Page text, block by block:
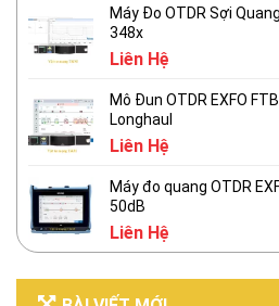
Máy Đo OTDR Sợi
348x
Liên Hệ
Mô Đun OTDR EXFO
Longhaul
Liên Hệ
Máy đo quang OTDR
50dB
Liên Hệ